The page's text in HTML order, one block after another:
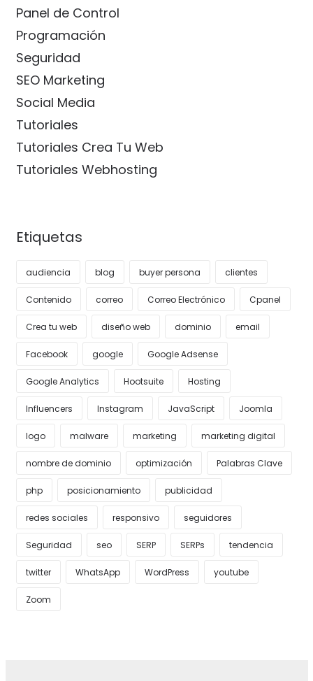
Panel de Control
Programación
Seguridad
SEO Marketing
Social Media
Tutoriales
Tutoriales Crea Tu Web
Tutoriales Webhosting
Etiquetas
audiencia blog buyer persona clientes
Contenido correo Correo Electrónico Cpanel
Crea tu web diseño web dominio email
Facebook google Google Adsense
Google Analytics Hootsuite Hosting
Influencers Instagram JavaScript Joomla
logo malware marketing marketing digital
nombre de dominio optimización Palabras Clave
php posicionamiento publicidad
redes sociales responsivo seguidores
Seguridad seo SERP SERPs tendencia
twitter WhatsApp WordPress youtube
Zoom